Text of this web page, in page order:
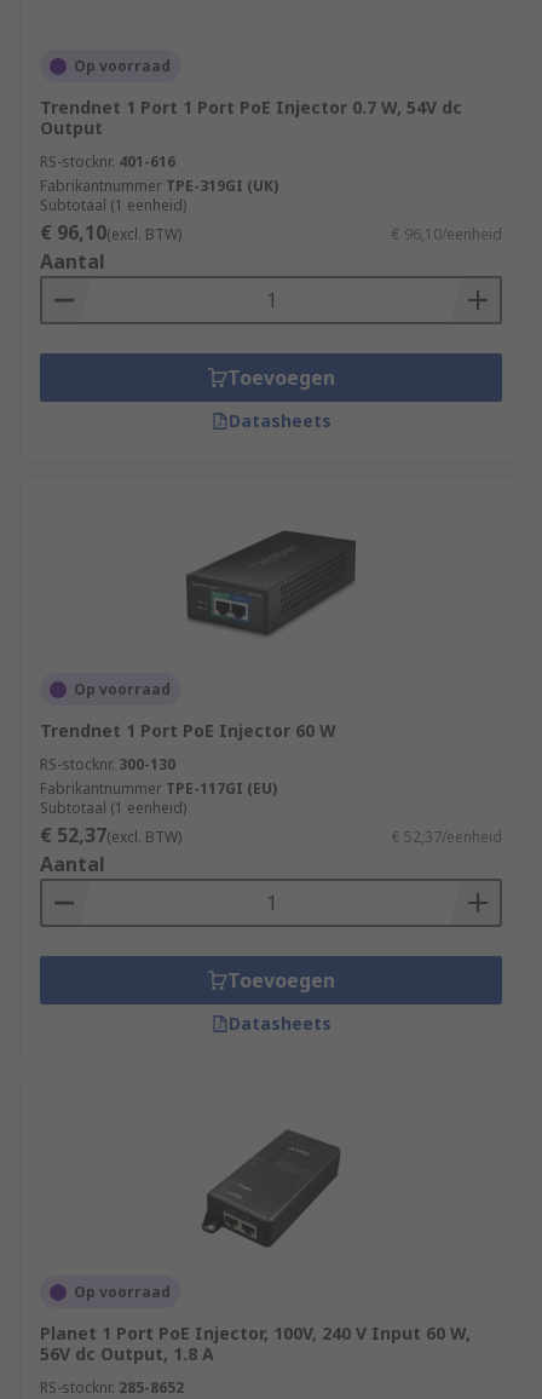
Op voorraad
Trendnet 1 Port 1 Port PoE Injector 0.7 W, 54V dc
Output
RS-stocknr. 401-616
Fabrikantnummer TPE-319GI (UK)
Subtotaal (1 eenheid)
€ 96,10(excl. BTW) € 96,10/eenheid
Aantal
Toevoegen
Datasheets
Op voorraad
Trendnet 1 Port PoE Injector 60 W
RS-stocknr. 300-130
Fabrikantnummer TPE-117GI (EU)
Subtotaal (1 eenheid)
€ 52,37(excl. BTW) € 52,37/eenheid
Aantal
Toevoegen
Datasheets
Op voorraad
Planet 1 Port PoE Injector, 100V, 240 V Input 60 W,
56V dc Output, 1.8 A
RS-stocknr. 285-8652